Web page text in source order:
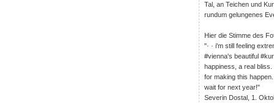
Tal, an Teichen und
rundum gelungenes
Hier die Stimme des
"· · i'm still feeling
#vienna's beautiful
happiness, a real
for making this
wait for next year!"
Severin Dostal, 1.